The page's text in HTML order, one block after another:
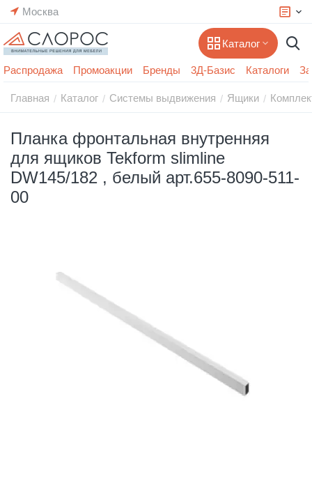
Москва
Каталог
Распродажа Промоакции Бренды 3Д-Базис Каталоги
Главная / Каталог / Системы выдвижения / Ящики /
Планка фронтальная внутренняя
для ящиков Tekform slimline
DW145/182 , белый арт.655-8090-511-
00